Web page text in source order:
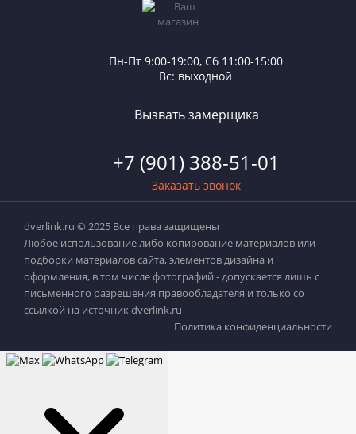
Пн-Пт 9:00-19:00, Сб 11:00-15:00
Вс: выходной
Вызвать замерщика
+7 (901) 388-51-01
Заказать звонок
dverlink.ru © 2025 Все права защищены
Любое использование либо копирование материалов или
подборки материалов сайта, элементов дизайна и
оформления, в том числе фотографий - допускается лишь с
письменного разрешения правообладателя и только со
ссылкой на источник dverlink.ru
Политика конфиденциальности